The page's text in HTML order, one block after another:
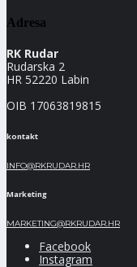
Adresa
RK Rudar
Rudarska 2
HR 52220 Labin
OIB 17063819815
kontakt
INFO@RKRUDAR.HR
Marketing
MARKETING@RKRUDAR.HR
Facebook
Instagram